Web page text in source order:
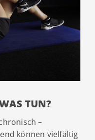
TUN?
–
können vielfältig